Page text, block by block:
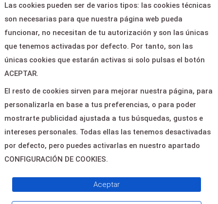
PASAJE ALBERTO
GONZÁLEZ VERGEL -
ROJALES 03170
966715001
Servientradas
Las cookies pueden ser de varios tipos: las cookies técnicas
son necesarias para que nuestra página web pueda
funcionar, no necesitan de tu autorización y son las únicas
que tenemos activadas por defecto. Por tanto, son las
únicas cookies que estarán activas si solo pulsas el botón
ACEPTAR.
El resto de cookies sirven para mejorar nuestra página, para
personalizarla en base a tus preferencias, o para poder
mostrarte publicidad ajustada a tus búsquedas, gustos e
intereses personales. Todas ellas las tenemos desactivadas
por defecto, pero puedes activarlas en nuestro apartado
CONFIGURACIÓN DE COOKIES.
Aceptar